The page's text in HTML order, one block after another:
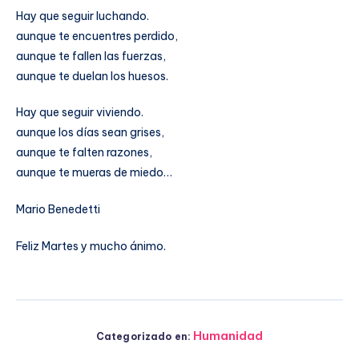
Hay que seguir luchando.
aunque te encuentres perdido,
aunque te fallen las fuerzas,
aunque te duelan los huesos.
Hay que seguir viviendo.
aunque los días sean grises,
aunque te falten razones,
aunque te mueras de miedo…
Mario Benedetti
Feliz Martes y mucho ánimo.
Categorizado en: Humanidad